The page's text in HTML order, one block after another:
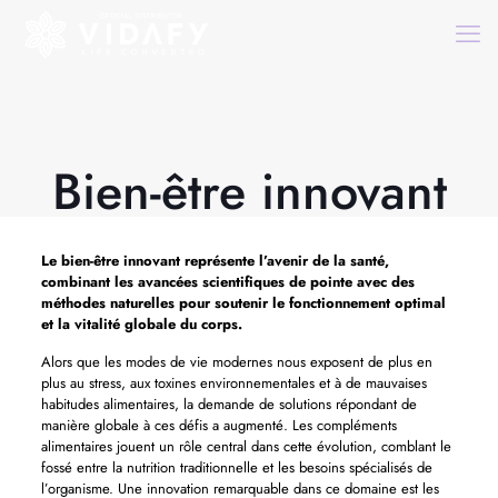
Bien-être innovant
Le bien-être innovantreprésente l’avenir de la santé,
combinant les avancées scientifiques de pointe avec des
méthodes naturelles pour soutenir le fonctionnement optimal
et la vitalité globale du corps.
Alors que les modes de vie modernes nous exposent de plus en
plus au stress, aux toxines environnementales et à de mauvaises
habitudes alimentaires, la demande de solutions répondant de
manière globale à ces défis a augmenté. Les compléments
alimentaires jouent un rôle central dans cette évolution, comblant le
fossé entre la nutrition traditionnelle et les besoins spécialisés de
l’organisme. Une innovation remarquable dans ce domaine est les